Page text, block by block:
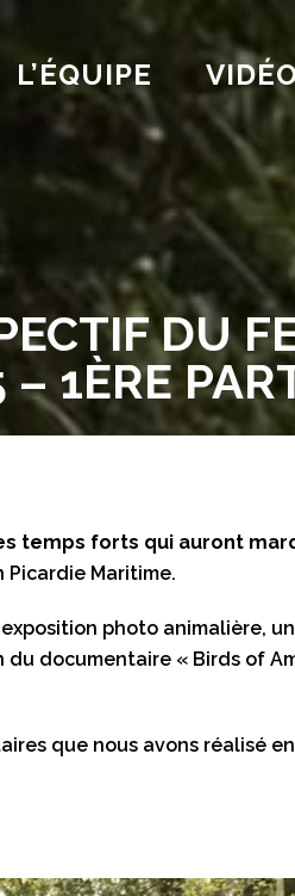
L’ÉQUIPE
DU
1ÈRE
temps forts qui auront
Picardie Maritime.
photo animalière,
documentaire « Birds of
que nous avons réalisé